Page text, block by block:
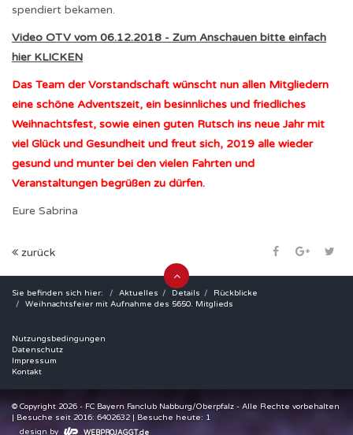
spendiert bekamen.
Video OTV vom 06.12.2018 - Zum Anschauen bitte einfach
hier KLICKEN
Das Team der Vorstandschaft wünscht nun allen Mitgliedern
eine schöne Adventszeit, ein besinnliches und friedliches
Weihnachtsfest, sowie einen guten Rutsch ins neue Jahr mit
viel Glück und Gesundheit und freut sich, 2019 alle wieder
gesund und munter bei den vielen Fahrten und
Veranstaltungen begrüßen zu dürfen.
Eure Sabrina
zurück
Sie befinden sich hier: Aktuelles Details
Rückblicke
Weihnachtsfeier mit Aufnahme des 5650. Mitglieds
Nutzungsbedingungen
Datenschutz
Impressum
Kontakt
© Copyright 2026 - FC Bayern Fanclub Nabburg/Oberpfalz - Alle Rechte vorbehalten
| Besuche seit 2016: 6402632 | Besuche heute: 1
design by
WEBPROJAGGT.de